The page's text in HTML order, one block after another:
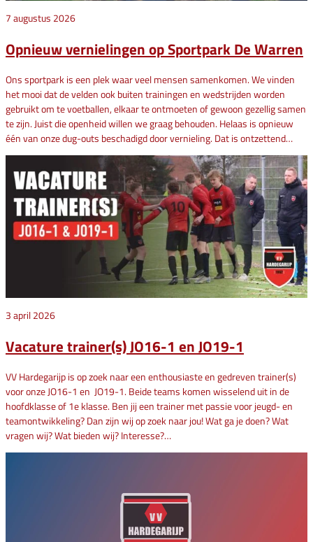
7 augustus 2026
Opnieuw vernielingen op Sportpark De Warren
Ons sportpark is een plek waar veel mensen samenkomen. We vinden
het mooi dat de velden ook buiten trainingen en wedstrijden worden
gebruikt om te voetballen, elkaar te ontmoeten of gewoon gezellig samen
te zijn. Juist die openheid willen we graag behouden. Helaas is opnieuw
één van onze dug-outs beschadigd door vernieling. Dat is ontzettend…
3 april 2026
Vacature trainer(s) JO16-1 en JO19-1
VV Hardegarijp is op zoek naar een enthousiaste en gedreven trainer(s)
voor onze JO16-1 en JO19-1. Beide teams komen wisselend uit in de
hoofdklasse of 1e klasse. Ben jij een trainer met passie voor jeugd- en
teamontwikkeling? Dan zijn wij op zoek naar jou! Wat ga je doen? Wat
vragen wij? Wat bieden wij? Interesse?…